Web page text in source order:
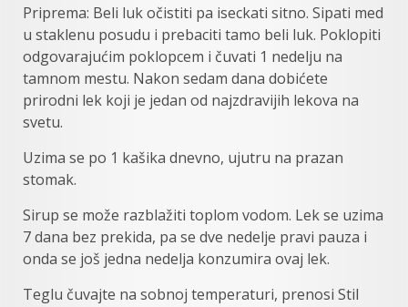
Priprema: Beli luk očistiti pa iseckati sitno. Sipati med
u staklenu posudu i prebaciti tamo beli luk. Poklopiti
odgovarajućim poklopcem i čuvati 1 nedelju na
tamnom mestu. Nakon sedam dana dobićete
prirodni lek koji je jedan od najzdravijih lekova na
svetu.
Uzima se po 1 kašika dnevno, ujutru na prazan
stomak.
Sirup se može razblažiti toplom vodom. Lek se uzima
7 dana bez prekida, pa se dve nedelje pravi pauza i
onda se još jedna nedelja konzumira ovaj lek.
Teglu čuvajte na sobnoj temperaturi, prenosi Stil